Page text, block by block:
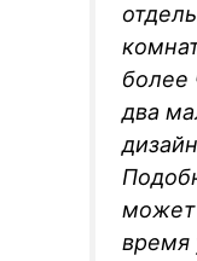
более
два
может
время